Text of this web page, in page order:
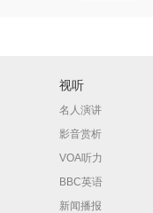
视听
名人演讲
影音赏析
VOA听力
BBC英语
新闻播报